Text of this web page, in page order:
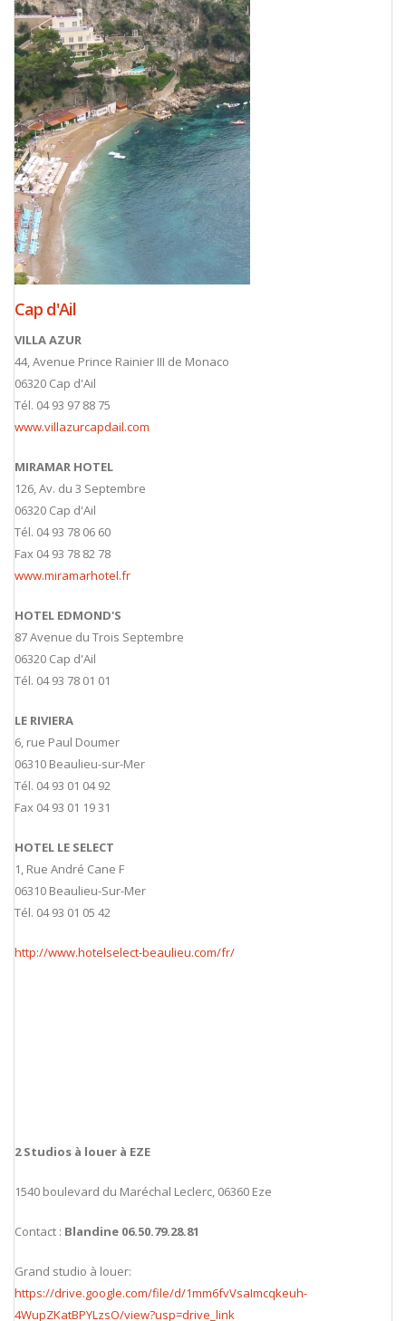
Cap d'Ail
VILLA AZUR
44, Avenue Prince Rainier III de Monaco
06320 Cap d'Ail
Tél. 04 93 97 88 75
www.villazurcapdail.com
MIRAMAR HOTEL
126, Av. du 3 Septembre
06320 Cap d'Ail
Tél. 04 93 78 06 60
Fax 04 93 78 82 78
www.miramarhotel.fr
HOTEL EDMOND'S
87 Avenue du Trois Septembre
06320 Cap d'Ail
Tél. 04 93 78 01 01
LE RIVIERA
6, rue Paul Doumer
06310 Beaulieu-sur-Mer
Tél. 04 93 01 04 92
Fax 04 93 01 19 31
HOTEL LE SELECT
1, Rue André Cane F
06310 Beaulieu-Sur-Mer
Tél. 04 93 01 05 42
http://www.hotelselect-beaulieu.com/fr/
2 Studios à louer à EZE
1540 boulevard du Maréchal Leclerc, 06360 Eze
Contact : Blandine 06.50.79.28.81
Grand studio à louer:
https://drive.google.com/file/d/1mm6fvVsaImcqkeuh-
4WupZKatBPYLzsO/view?usp=drive_link